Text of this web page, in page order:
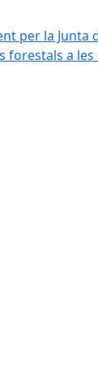
per la Junta
forestals a